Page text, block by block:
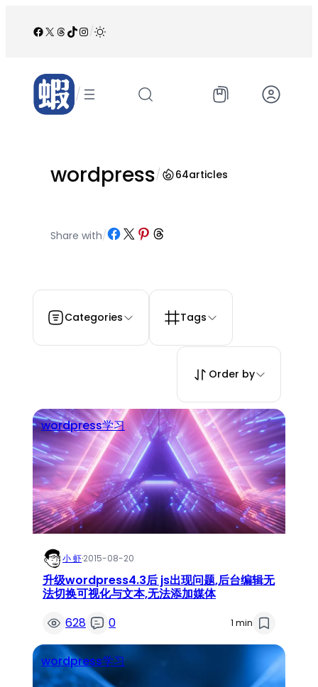
Facebook
X Threads
TikTok
Instagram
/
/
wordpress/ 64articles
Share with/Share on Facebook
Share on X Share on Pinterest
Share on Threads
Categories Tags
Order by
wordpress学习
小 虾·2015-08-20
升级wordpress4.3后 js出现问题,后台编辑无
法切换可视化与文本,无法添加媒体
628
0 1 min
wordpress学习